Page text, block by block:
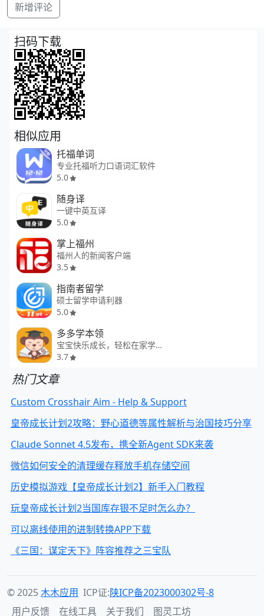
新增评论
扫码下载
相似应用
托福单词
专业托福听力口语词汇软件
5.0
随身译
一键中英互译
5.0
掌上福州
福州人的新闻客户端
3.5
指南者留学
硕士留学申请利器
5.0
多多学本领
宝宝快乐成长，轻松在家学本领
3.7
热门文章
Custom Crosshair Aim - Help & Support
皇帝成长计划2攻略：野心道德等属性解析与治国技巧分享
Claude Sonnet 4.5发布，携全新Agent SDK来袭
微信如何安全的清理缓存释放手机存储空间
历史模拟游戏【皇帝成长计划2】新手入门教程
玩皇帝成长计划2当国库存银不足时怎么办？
可以离线使用的进制转换APP下载
《三国：谋定天下》阵容推荐之三宝队
© 2025木木应用 ICP证:陕ICP备2023000302号-8
用户反馈
在线工具 关于我们 图灵工坊